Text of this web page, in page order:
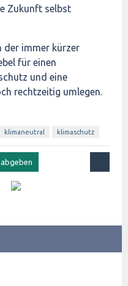
Zukunft selbst
der immer kürzer
für einen
und eine
rechtzeitig umlegen.
klimaneutral klimaschutz